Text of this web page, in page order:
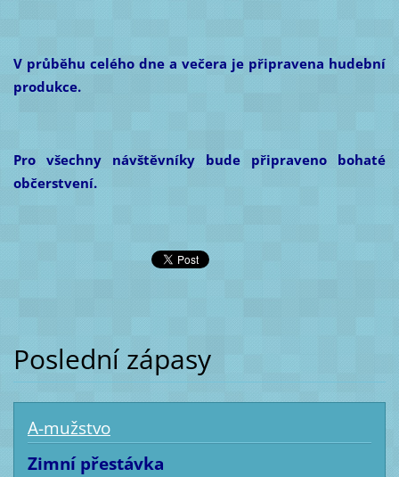
V průběhu celého dne a večera je připravena hudební
produkce.
Pro všechny návštěvníky bude připraveno bohaté
občerstvení.
Poslední zápasy
A-mužstvo
Zimní přestávka